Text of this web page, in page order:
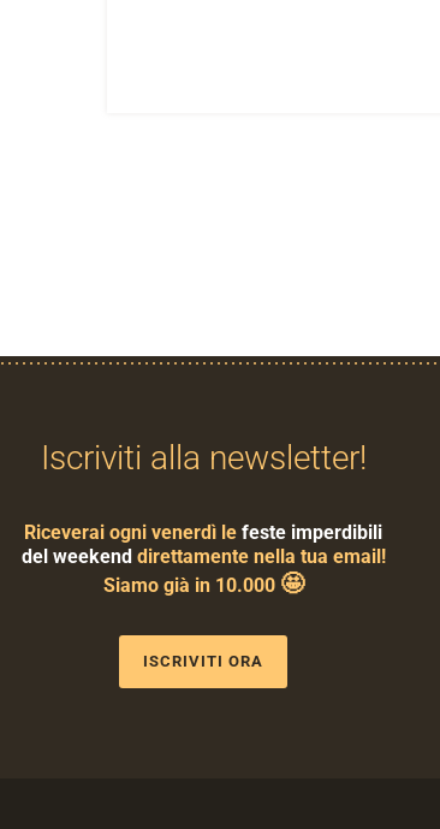
Iscriviti alla newsletter!
Riceverai ogni venerdì le feste imperdibili
del weekenddirettamente nella tua email!
Siamo già in 10.000 🤩
ISCRIVITI ORA